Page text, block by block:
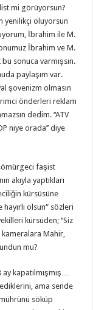
mi görüyorsun?
yenilikçi oluyorsun
İbrahim ile M.
İbrahim ve M.
sonuca varmışsın.
paylaşım var.
şovenizm olmasın
önderleri reklam
dedim. ‘‘ATV
niye orada’’ diye
faşist
akıyla yaptıkları
kürsüsüne
olsun“ sözleri
kürsüden; ‘‘Siz
kameralara Mahir,
mu?
kapatılmışmış…
ama sende
söküp